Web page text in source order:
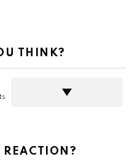
THINK?
REACTION?